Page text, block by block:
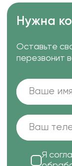
Нужна
Оставьте
перезвонит
Я